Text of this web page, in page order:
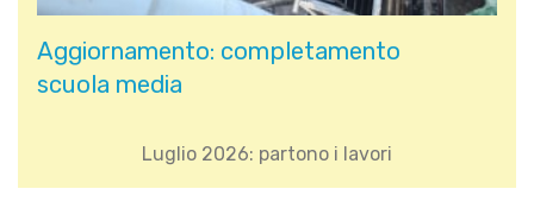
Aggiornamento: completamento
scuola media
Luglio 2026: partono i lavori